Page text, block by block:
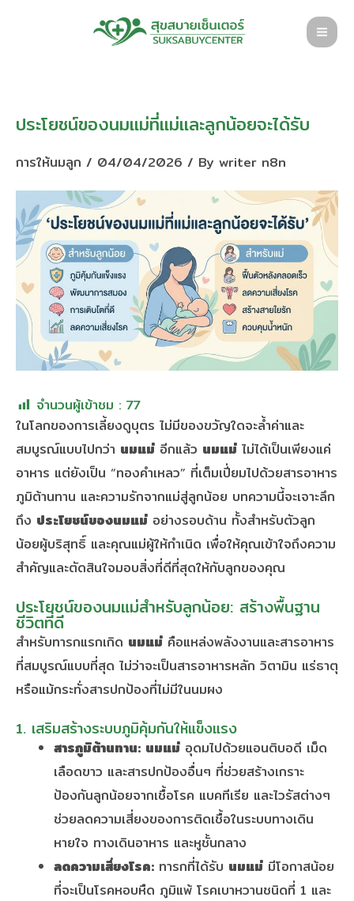
ประโยชน์ของนมแม่ที่แม่และลูกน้อยจะได้รับ
การให้นมลูก / 04/04/2026 / By writer n8n
จำนวนผู้เข้าชม : 77
ในโลกของการเลี้ยงดูบุตร ไม่มีของขวัญใดจะล้ำค่าและ
สมบูรณ์แบบไปกว่า นมแม่ อีกแล้ว นมแม่ ไม่ได้เป็นเพียงแค่
อาหาร แต่ยังเป็น “ทองคำเหลว” ที่เต็มเปี่ยมไปด้วยสารอาหาร
ภูมิต้านทาน และความรักจากแม่สู่ลูกน้อย บทความนี้จะเจาะลึก
ถึง ประโยชน์ของนมแม่ อย่างรอบด้าน ทั้งสำหรับตัวลูก
น้อยผู้บริสุทธิ์ และคุณแม่ผู้ให้กำเนิด เพื่อให้คุณเข้าใจถึงความ
สำคัญและตัดสินใจมอบสิ่งที่ดีที่สุดให้กับลูกของคุณ
ประโยชน์ของนมแม่สำหรับลูกน้อย: สร้างพื้นฐาน
ชีวิตที่ดี
สำหรับทารกแรกเกิด นมแม่ คือแหล่งพลังงานและสารอาหาร
ที่สมบูรณ์แบบที่สุด ไม่ว่าจะเป็นสารอาหารหลัก วิตามิน แร่ธาตุ
หรือแม้กระทั่งสารปกป้องที่ไม่มีในนมผง
1. เสริมสร้างระบบภูมิคุ้มกันให้แข็งแรง
สารภูมิต้านทาน: นมแม่ อุดมไปด้วยแอนติบอดี เม็ด
เลือดขาว และสารปกป้องอื่นๆ ที่ช่วยสร้างเกราะ
ป้องกันลูกน้อยจากเชื้อโรค แบคทีเรีย และไวรัสต่างๆ
ช่วยลดความเสี่ยงของการติดเชื้อในระบบทางเดิน
หายใจ ทางเดินอาหาร และหูชั้นกลาง
ลดความเสี่ยงโรค: ทารกที่ได้รับ นมแม่ มีโอกาสน้อย
ที่จะเป็นโรคหอบหืด ภูมิแพ้ โรคเบาหวานชนิดที่ 1 และ